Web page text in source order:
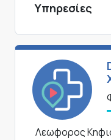
Υπηρεσίες
Λεωφορος